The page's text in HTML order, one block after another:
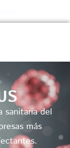
sanitaria del
más